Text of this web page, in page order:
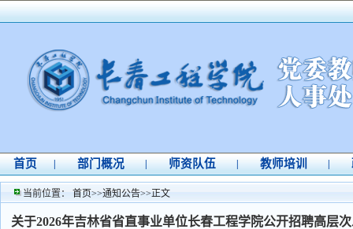
首页 部门概况 师资队伍 教师培训
当前位置： 首页>>通知公告>>正文
关于2026年吉林省省直事业单位长春工程学院公开招聘高层